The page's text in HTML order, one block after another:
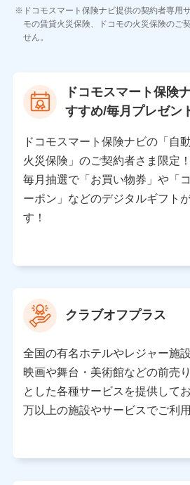
各種お問い合わせに対応するため
当社のサービスに関する情報提供や
をお送りするため
当社の対応品質向上やお問い合わせ
個人情報保護管理者の職名、
〒103-0013 東京都中央区日本橋
バンネット日本橋ビル 3F
株式会社ドコモ・インシュアランス
個人情報の第三者提供につい
当社は利用目的の達成に必要な範囲
の取り扱いの全部または一部を委託
す。
個人データの共同利用
当社は株式会社NTTドコモとの間
人データを共同利用します。
ドコモスマート保険ナビ提供の契約者専用
モの賃貸火災保険、ドコモの火災保険のご
せん。
ドコモスマート保険
すすめ/毎月プレゼン
ドコモスマート保険ナビの「自
火災保険」のご契約者さま限定！
毎月抽選で「お買い物券」や「
ーポン」などのデジタルギフト
す！
クラブオフプラス
全国の有名ホテルやレジャー施
映画や舞台・美術館などの前売
とした各種サービスを提供して
万以上の施設やサービスでご利